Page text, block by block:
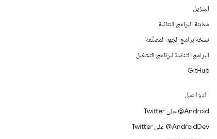
التنزيل
معاينة البرامج الثنائية
نسخة برامج الجهة المصنِّعة
البرامج الثنائية لبرنامج التشغيل
GitHub
التواصل
‎@Android على Twitter
‎@AndroidDev على Twitter